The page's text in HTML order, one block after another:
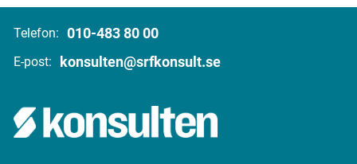
Telefon: 010-483 80 00
E-post: konsulten@srfkonsult.se